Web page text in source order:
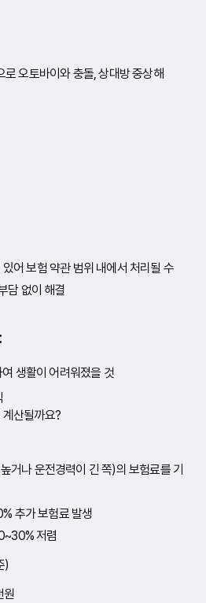
오토바이와 충돌, 상대방 중상해
어 보험 약관 범위 내에서 처리될 수
담 없이 해결
생활이 어려워졌을 것
산될까요?
거나 운전경력이 긴 쪽)의 보험료를 기
추가 보험료 발생
저렴
)
원